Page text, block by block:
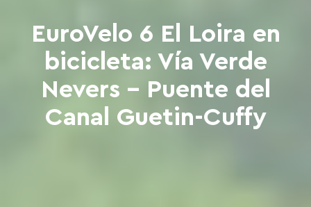
EuroVelo 6 El Loira en
bicicleta: Vía Verde
Nevers - Puente del
Canal Guetin-Cuffy